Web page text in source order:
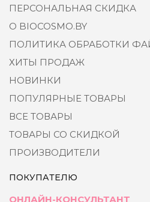
ПЕРСОНАЛЬНАЯ СКИДКА
О BIOCOSMO.BY
ПОЛИТИКА ОБРАБОТКИ
ХИТЫ ПРОДАЖ
НОВИНКИ
ПОПУЛЯРНЫЕ ТОВАРЫ
ВСЕ ТОВАРЫ
ТОВАРЫ СО СКИДКОЙ
ПРОИЗВОДИТЕЛИ
ПОКУПАТЕЛЮ
ОНЛАЙН-КОНСУЛЬТАНТ